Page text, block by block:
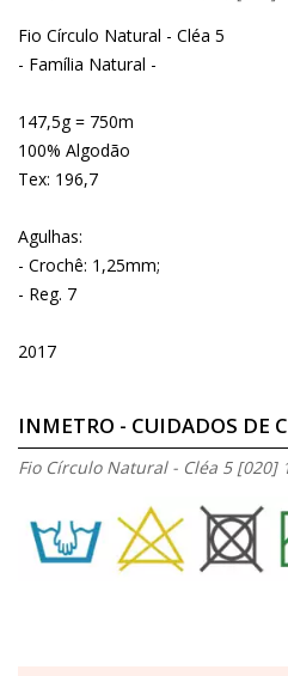
Fio Círculo Natural - Cléa 5
- Família Natural -
147,5g = 750m
100% Algodão
Tex: 196,7
Agulhas:
- Crochê: 1,25mm;
- Reg. 7
2017
INMETRO - CUIDADOS DE
Fio Círculo Natural - Cléa 5 [020]